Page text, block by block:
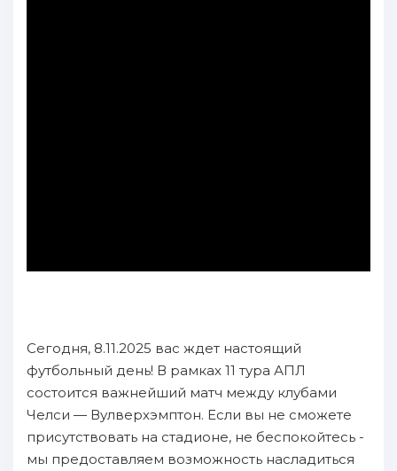
Сегодня, 8.11.2025 вас ждет настоящий
футбольный день! В рамках 11 тура АПЛ
состоится важнейший матч между клубами
Челси — Вулверхэмптон. Если вы не сможете
присутствовать на стадионе, не беспокойтесь -
мы предоставляем возможность насладиться